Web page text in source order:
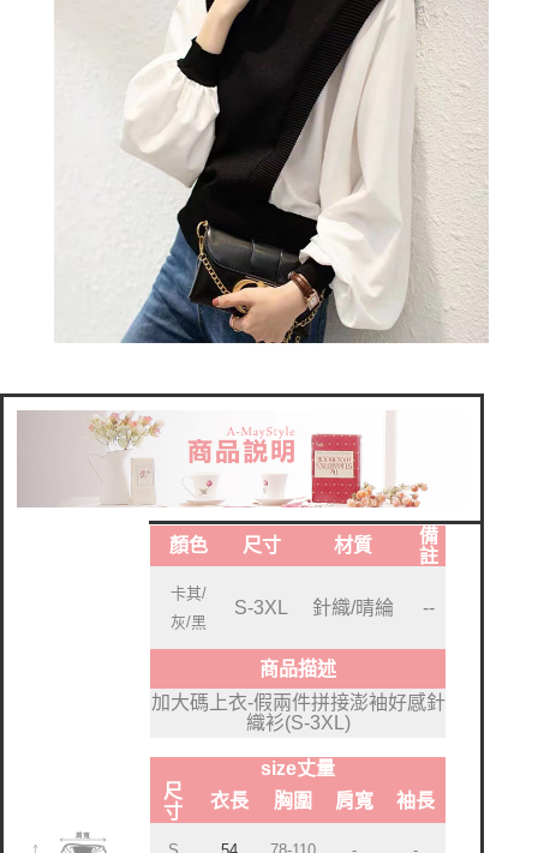
顏色 尺寸 材質
備
註
卡其/
灰/黑
S-3XL 針織/晴綸 --
商品描述
加大碼上衣-假兩件拼接澎袖好感針
織衫(S-3XL)
size丈量
尺
寸
衣長 胸圍 肩寬 袖長